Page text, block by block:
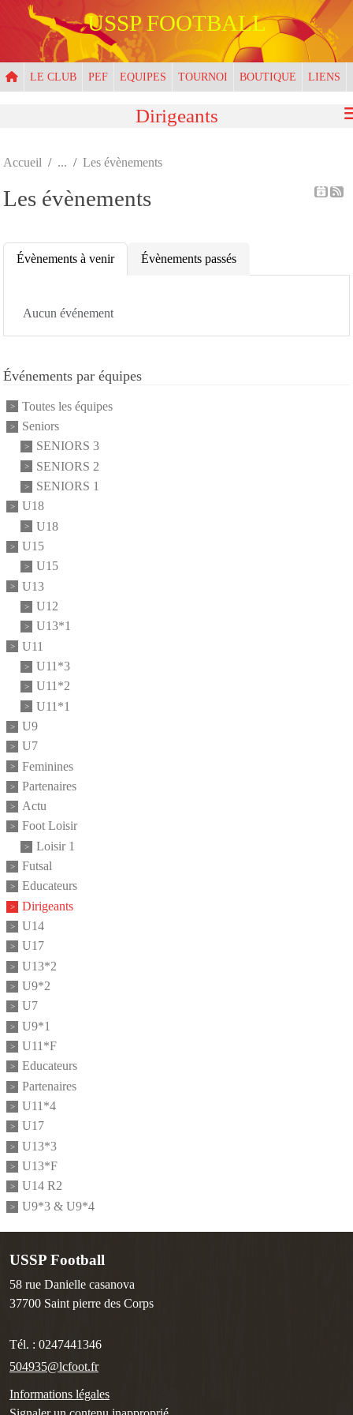
USSP FOOTBALL
LE CLUB PEF EQUIPES TOURNOI BOUTIQUE LIENS
Dirigeants
Accueil Les évènements
Les évènements
Évènements à venir Évènements passés
Aucun événement
Événements par équipes
Toutes les équipes
Seniors
SENIORS 3
SENIORS 2
SENIORS 1
U18
U18
U15
U15
U13
U12
U13*1
U11
U11*3
U11*2
U11*1
U9
U7
Feminines
Partenaires
Actu
Foot Loisir
Loisir 1
Futsal
Educateurs
Dirigeants
U14
U17
U13*2
U9*2
U7
U9*1
U11*F
Educateurs
Partenaires
U11*4
U17
U13*3
U13*F
U14 R2
U9*3 & U9*4
USSP Football
58 rue Danielle casanova
37700 Saint pierre des Corps
Tél. : 0247441346
504935@lcfoot.fr
Informations légales
Panneau de gestion des cookies